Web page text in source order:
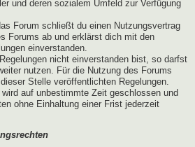
und deren sozialem Umfeld zur Verfügung
Forum schließt du einen Nutzungsvertrag
Forums ab und erklärst dich mit den
einverstanden.
nicht einverstanden bist, so darfst
nutzen. Für die Nutzung des Forums
Stelle veröffentlichten Regelungen.
auf unbestimmte Zeit geschlossen und
ohne Einhaltung einer Frist jederzeit